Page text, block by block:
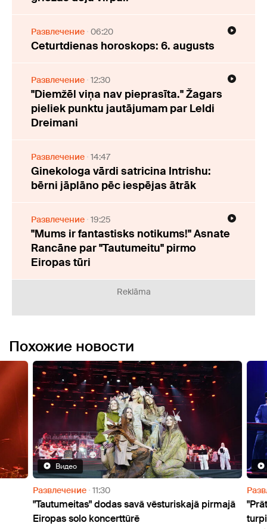
Развлечение 06:20
Ceturtdienas horoskops: 6. augusts
Развлечение 12:30
"Diemžēl viņa nav pieprasīta." Žagars
pieliek punktu jautājumam par Leldi
Dreimani
Развлечение 14:47
Ginekologa vārdi satricina Intrishu:
bērni jāplāno pēc iespējas ātrāk
Развлечение 19:25
"Mums ir fantastisks notikums!" Asnate
Rancāne par "Tautumeitu" pirmo
Eiropas tūri
Reklāma
Похожие новости
Видео
Развлечение 11:30
"Tautumeitas" dodas savā vēsturiskajā pirmajā
Eiropas solo koncerttūrē